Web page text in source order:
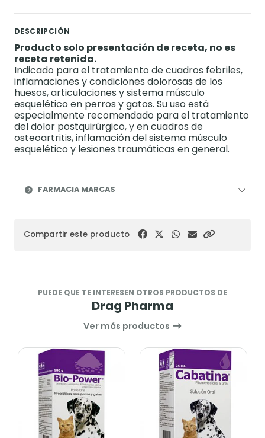
DESCRIPCIÓN
Producto solo presentación de receta, no es
receta retenida.
Indicado para el tratamiento de cuadros febriles,
inflamaciones y condiciones dolorosas de los
huesos, articulaciones y sistema músculo
esquelético en perros y gatos. Su uso está
especialmente recomendado para el tratamiento
del dolor postquirúrgico, y en cuadros de
osteoartritis, inflamación del sistema músculo
esquelético y lesiones traumáticas en general.
FARMACIA MARCAS
Compartir este producto
PUEDE QUE TE INTERESEN OTROS PRODUCTOS DE
Drag Pharma
Ver más productos